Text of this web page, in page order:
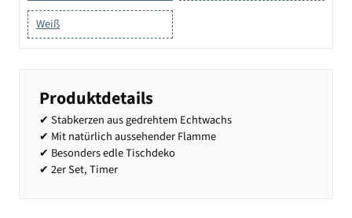
Weiß
Produktdetails
✔ Stabkerzen aus gedrehtem Echtwachs
✔ Mit natürlich aussehender Flamme
✔ Besonders edle Tischdeko
✔ 2er Set, Timer